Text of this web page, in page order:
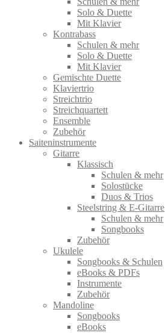
Solo & Duette
Mit Klavier
Kontrabass
Schulen & mehr
Solo & Duette
Mit Klavier
Gemischte Duette
Klaviertrio
Streichtrio
Streichquartett
Ensemble
Zubehör
Saiteninstrumente
Gitarre
Klassisch
Schulen & mehr
Solostücke
Duos & Trios
Steelstring & E-Gitarre
Schulen & mehr
Songbooks
Zubehör
Ukulele
Songbooks & Schulen
eBooks & PDFs
Instrumente
Zubehör
Mandoline
Songbooks
eBooks